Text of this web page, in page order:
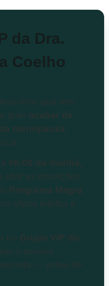
da Dra.
Coelho
que tem
quer acabar de
menopausa,
08:00 da manhã,
abrir as inscrições
Programa Magra
oferta inédita e
no Grupo VIP do
o acesso
— antes de